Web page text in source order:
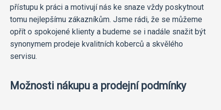
přístupu k práci a motivují nás ke snaze vždy poskytnout
tomu nejlepšímu zákazníkům. Jsme rádi, že se můžeme
opřít o spokojené klienty a budeme se i nadále snažit být
synonymem prodeje kvalitních koberců a skvělého
servisu.
Možnosti nákupu a prodejní podmínky